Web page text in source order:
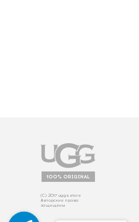
100% ORIGINAL
(С) 2017 uggs.store
Авторские права
защищены